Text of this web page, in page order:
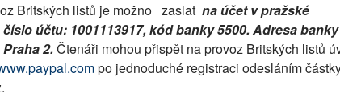
Britských listů je možno zaslat na účet v pražské
účtu: 1001113917, kód banky 5500. Adresa banky
2. Čtenáři mohou přispět na provoz Britských listů
po jednoduché registraci odesláním